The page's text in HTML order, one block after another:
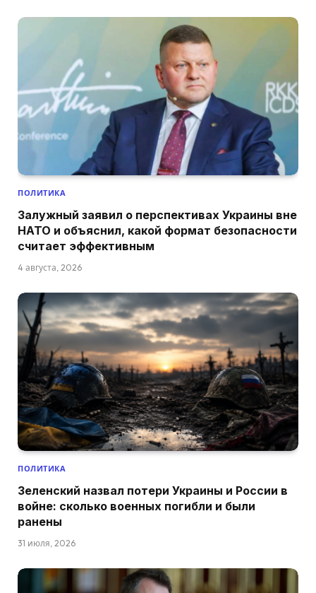
ПОЛИТИКА
Залужный заявил о перспективах Украины вне
НАТО и объяснил, какой формат безопасности
считает эффективным
4 августа, 2026
ПОЛИТИКА
Зеленский назвал потери Украины и России в
войне: сколько военных погибли и были
ранены
31 июля, 2026